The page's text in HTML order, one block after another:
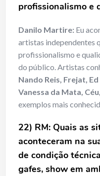
profissionalismo e
Danilo Martire: Eu
artistas independentes
profissionalismo e
do público. Artistas
Nando Reis, Frejat,
Vanessa da Mata,
exemplos mais
22) RM: Quais as
aconteceram na
de condição
gafes, show em